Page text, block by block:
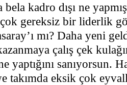
kadro dışı ne
gereksiz bir liderlik
mı? Daha yeni
çalış çek
yaptığını sanıyorsun.
takımda eksik çok